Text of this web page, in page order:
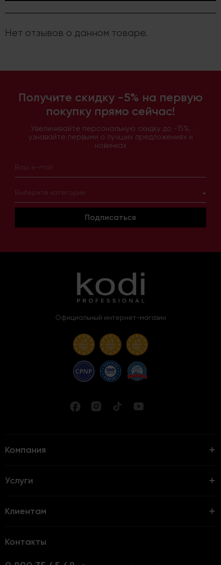
Нет отзывов о данном товаре.
Получите скидку -5% на первую
покупку прямо сейчас!
Увеличивайте персональную скидку до -15%,
узнавайте первыми о лучших предложениях и
новинках
Выберите категории
Подписаться
Официальный интернет-магазин
Компания
Услуги
Клиентам
Контакты